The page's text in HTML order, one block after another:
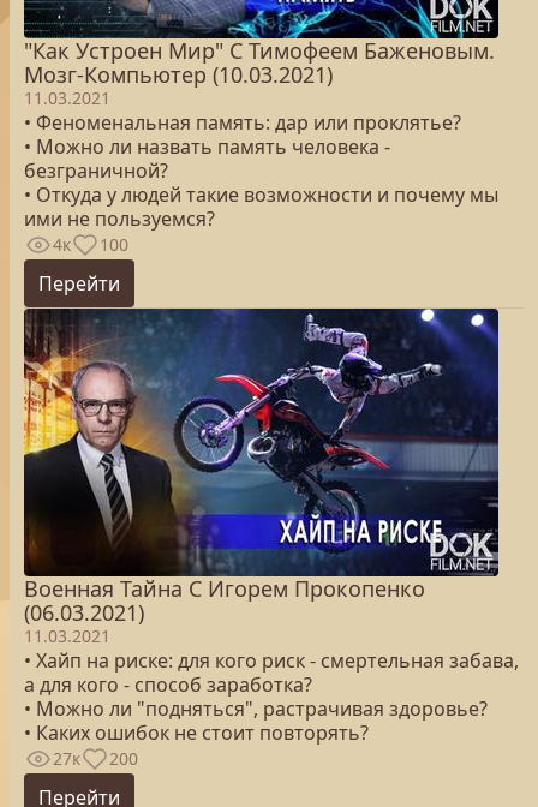
"Как Устроен Мир" С Тимофеем Баженовым.
Мозг-Компьютер (10.03.2021)
11.03.2021
• Феноменальная память: дар или проклятье?
• Можно ли назвать память человека -
безграничной?
• Откуда у людей такие возможности и почему мы
ими не пользуемся?
4к 100
Перейти
Военная Тайна С Игорем Прокопенко
(06.03.2021)
11.03.2021
• Хайп на риске: для кого риск - смертельная забава,
а для кого - способ заработка?
• Можно ли "подняться", растрачивая здоровье?
• Каких ошибок не стоит повторять?
27к 200
Перейти